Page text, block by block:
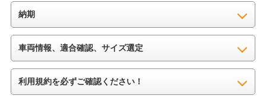
納期
車両情報、適合確認、サイズ選定
利用規約を必ずご確認ください！